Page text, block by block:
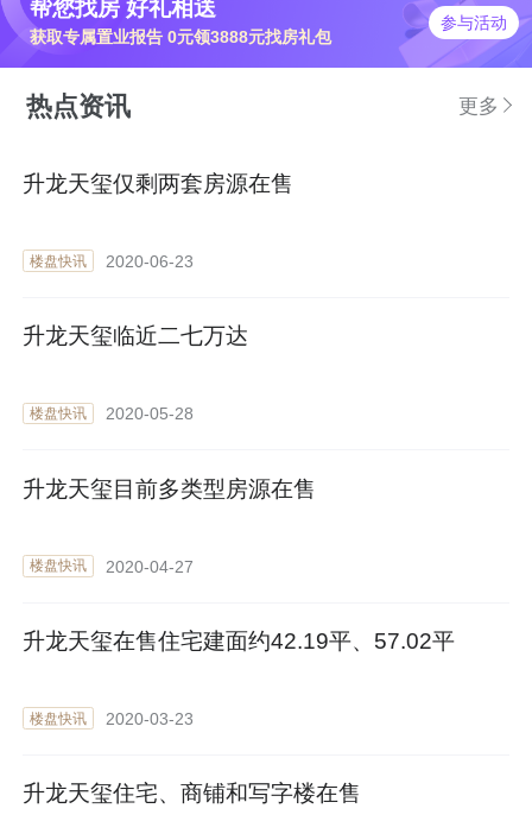
帮您找房 好礼相送
获取专属置业报告 0元领3888元找房礼包
参与活动
热点资讯 更多
升龙天玺仅剩两套房源在售
楼盘快讯 2020-06-23
升龙天玺临近二七万达
楼盘快讯 2020-05-28
升龙天玺目前多类型房源在售
楼盘快讯 2020-04-27
升龙天玺在售住宅建面约42.19平、57.02平
楼盘快讯 2020-03-23
升龙天玺住宅、商铺和写字楼在售